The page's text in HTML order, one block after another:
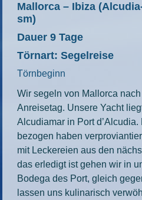
Mallorca – Ibiza
sm)
Dauer 9 Tage
Törnart: Segelreise
Törnbeginn
Wir segeln von Mallorca
Anreisetag. Unsere Yacht
Alcudiamar in Port
bezogen haben
mit Leckereien aus den
das erledigt ist gehen wir in
Bodega des Port, gleich
lassen uns kulinarisch